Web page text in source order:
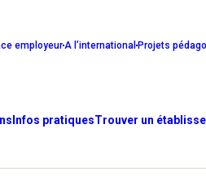
employeurA l’international Projets
Infos pratiquesTrouver un